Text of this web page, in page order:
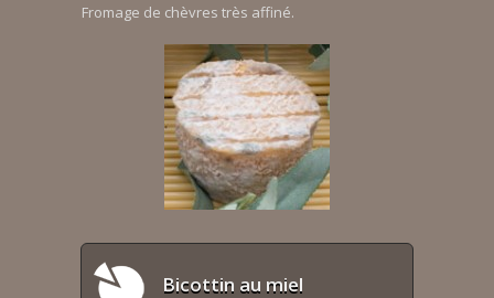
Fromage de chèvres très affiné.
Bicottin au miel